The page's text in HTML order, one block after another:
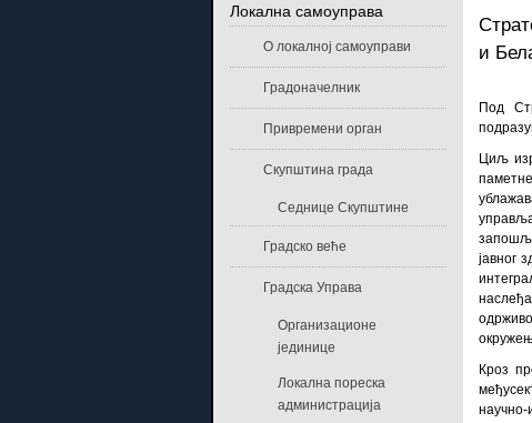
и
Под
Циљ
јавног
Кроз
научно-
Локална самоуправа
О локалној самоуправи
Градоначелник
Привремени орган
Скупштина града
Седнице Скупштине
Градско веће
Градска Управа
Организационе
јединице
Локална пореска
администрација